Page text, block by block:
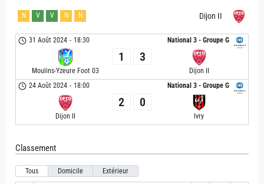
Dijon II
N V V N N
National 3 - Groupe G
31 Août 2024 - 18:30
Moulins-Yzeure Foot 03
1 3
Dijon II
National 3 - Groupe G
24 Août 2024 - 18:00
Dijon II
2 0
Ivry
Classement
Tous Domicile Extérieur